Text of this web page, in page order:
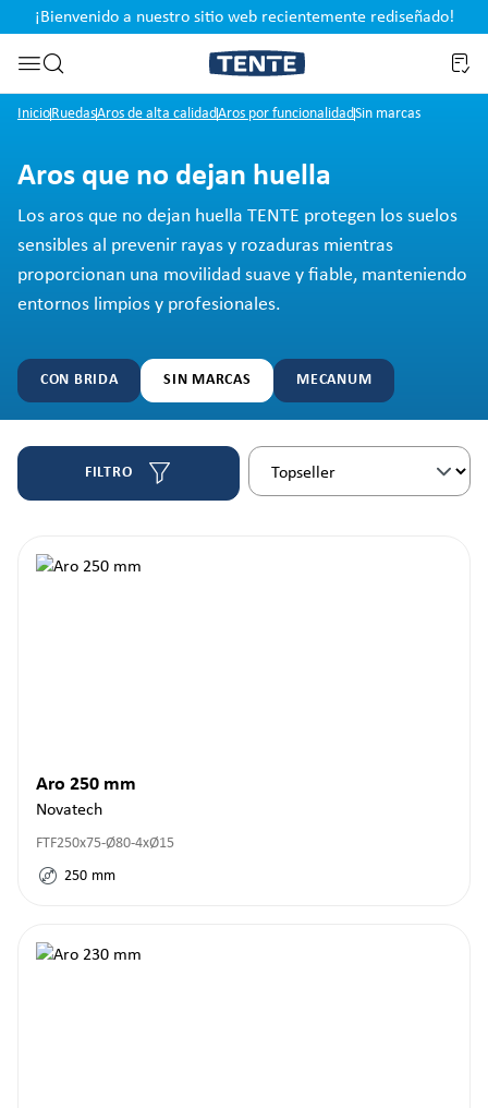
Saltar a la búsqueda
¡Bienvenido a nuestro sitio web recientemente rediseñado!
InicioRuedasAros de alta calidadAros por funcionalidadSin marcas
Aros que no dejan huella
Los aros que no dejan huella TENTE protegen los suelos
sensibles al prevenir rayas y rozaduras mientras
proporcionan una movilidad suave y fiable, manteniendo
entornos limpios y profesionales.
CON BRIDA SIN MARCAS MECANUM
FILTRO
Aro 250 mm
Novatech
FTF250x75-Ø80-4xØ15
250 mm